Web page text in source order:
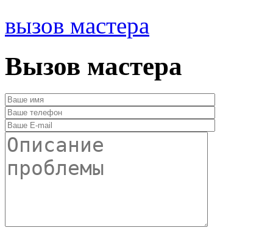
вызов мастера
Вызов мастера